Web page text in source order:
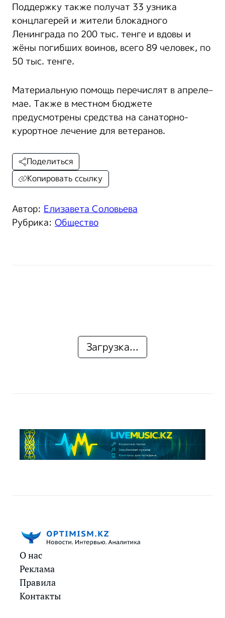
Поддержку также получат 33 узника
концлагерей и жители блокадного
Ленинграда по 200 тыс. тенге и вдовы и
жёны погибших воинов, всего 89 человек, по
50 тыс. тенге.
Материальную помощь перечислят в апреле–
мае. Также в местном бюджете
предусмотрены средства на санаторно-
курортное лечение для ветеранов.
Автор: Елизавета Соловьева
Рубрика: Общество
Поделиться
Копировать ссылку
Загрузка...
О нас
Реклама
Правила
Контакты